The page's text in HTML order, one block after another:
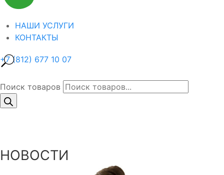
НАШИ УСЛУГИ
КОНТАКТЫ
+7 (812) 677 10 07
Поиск товаров
НОВОСТИ